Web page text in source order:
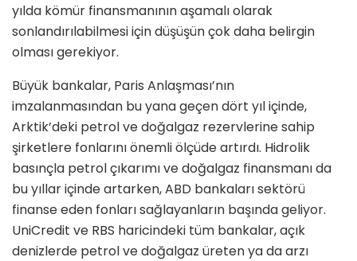
yılda kömür finansmanının aşamalı olarak
sonlandırılabilmesi için düşüşün çok daha belirgin
olması gerekiyor.
Büyük bankalar, Paris Anlaşması’nın
imzalanmasından bu yana geçen dört yıl içinde,
Arktik’deki petrol ve doğalgaz rezervlerine sahip
şirketlere fonlarını önemli ölçüde artırdı. Hidrolik
basınçla petrol çıkarımı ve doğalgaz finansmanı da
bu yıllar içinde artarken, ABD bankaları sektörü
finanse eden fonları sağlayanların başında geliyor.
UniCredit ve RBS haricindeki tüm bankalar, açık
denizlerde petrol ve doğalgaz üreten ya da arzı